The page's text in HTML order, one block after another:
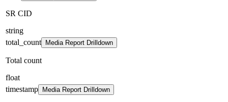
SR CID
string
total_count
Media Report Drilldown
Total count
float
timestamp
Media Report Drilldown